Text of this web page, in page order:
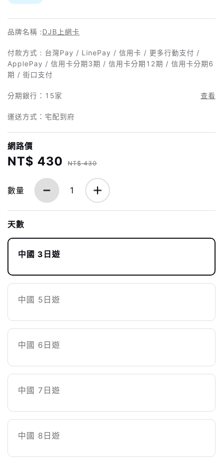
品牌名稱 :DJB上網卡
付款方式 : 台灣Pay / LinePay / 信用卡 / 更多行動支付 /
ApplePay / 信用卡分期3期 / 信用卡分期12期 / 信用卡分期6
期 / 街口支付
分期銀行： 15家 查看
運送方式：宅配到府
網路價
NT$ 430 NT$ 430
數量 1
天數
中國 3日遊
中國 5日遊
中國 6日遊
中國 7日遊
中國 8日遊